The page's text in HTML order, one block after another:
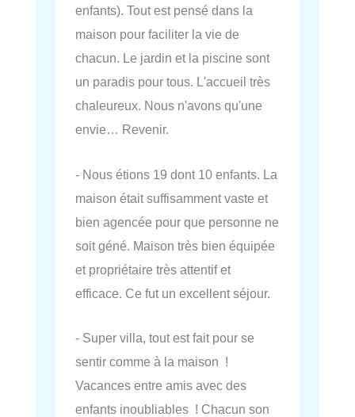
enfants). Tout est pensé dans la
maison pour faciliter la vie de
chacun. Le jardin et la piscine sont
un paradis pour tous. L'accueil très
chaleureux. Nous n'avons qu'une
envie… Revenir.
- Nous étions 19 dont 10 enfants. La
maison était suffisamment vaste et
bien agencée pour que personne ne
soit géné. Maison très bien équipée
et propriétaire très attentif et
efficace. Ce fut un excellent séjour.
- Super villa, tout est fait pour se
sentir comme à la maison !
Vacances entre amis avec des
enfants inoubliables ! Chacun son